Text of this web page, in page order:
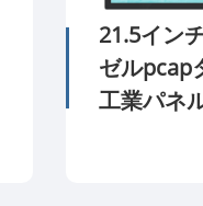
21.5イン
ゼルpcap
工業パネ